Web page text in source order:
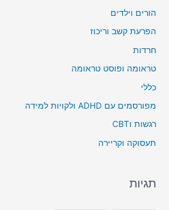
הורים וילדים
הפרעת קשב וריכוז
חרדות
טראומה ופוסט טראומה
כללי
מפורסמים עם ADHD ולקויות למידה
רגשות וCBT
תעסוקה וקריירה
תגיות